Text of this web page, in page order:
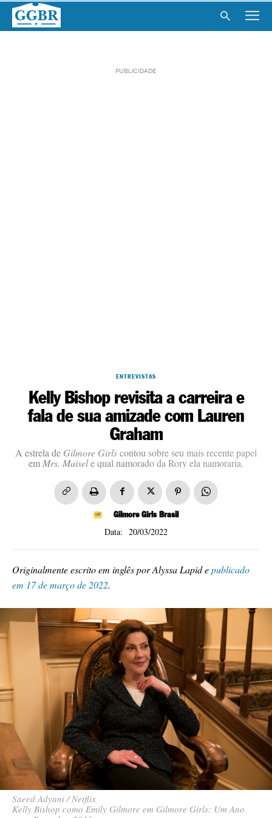
PUBLICIDADE
ENTREVISTAS
Kelly Bishop revisita a carreira e
fala de sua amizade com Lauren
Graham
A estrela de Gilmore Girlscontou sobre seu mais recente papel
em Mrs. Maisele qual namorado da Rory ela namoraria.
Gilmore Girls Brasil
Data: 20/03/2022
Originalmente escrito em inglês por Alyssa Lapid epublicado
em 17 de março de 2022.
Saeed Adyani / Netflix
Kelly Bishop como Emily Gilmore em Gilmore Girls: Um Ano